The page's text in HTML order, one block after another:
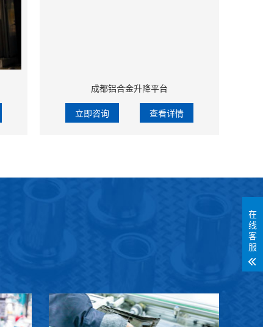
成都铝合金升降平台
立即咨询 查看详情
在
线
客
服